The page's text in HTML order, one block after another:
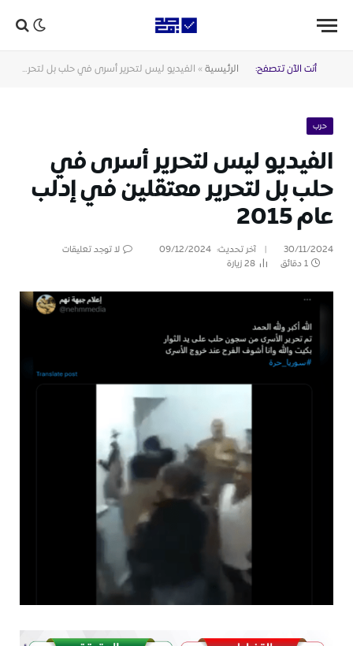
أنت الآن تتصفح: الرئيسية » الفيديو ليس لتحرير أسرى في حلب بل لتحرير معتقلين في إدلب عام 2015
حرب
الفيديو ليس لتحرير أسرى في
حلب بل لتحرير معتقلين في إدلب
عام 2015
30/11/2024 آخر تحديث: 09/12/2024
لا توجد تعليقات
1 دقائق
28زيارة